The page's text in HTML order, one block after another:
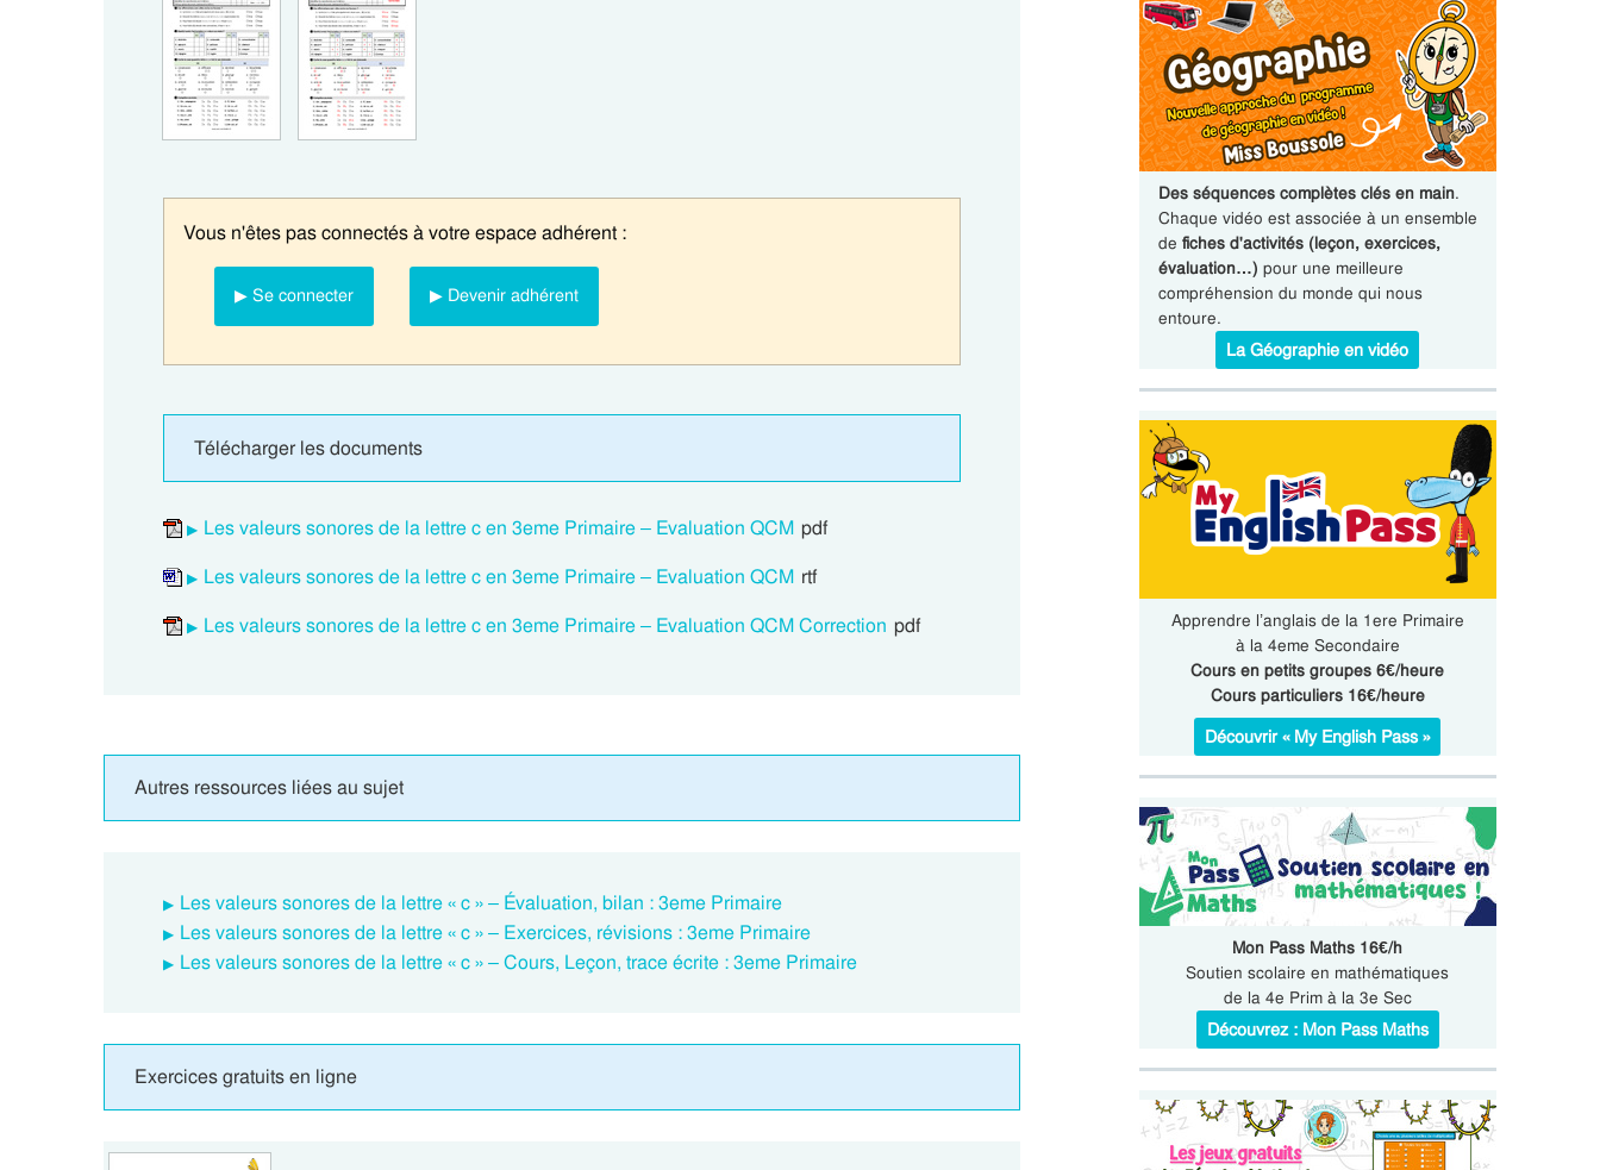
Vous n'êtes pas connectés à votre espace adhérent :
▶ Se connecter ▶ Devenir adhérent
Télécharger les documents
Les valeurs sonores de la lettre c en 3eme Primaire – Evaluation QCM pdf
Les valeurs sonores de la lettre c en 3eme Primaire – Evaluation QCM rtf
Les valeurs sonores de la lettre c en 3eme Primaire – Evaluation QCM Correction pdf
Autres ressources liées au sujet
Les valeurs sonores de la lettre « c » – Évaluation, bilan : 3eme Primaire
Les valeurs sonores de la lettre « c » – Exercices, révisions : 3eme Primaire
Les valeurs sonores de la lettre « c » – Cours, Leçon, trace écrite : 3eme Primaire
Exercices gratuits en ligne
Des séquences complètes clés en main.
Chaque vidéo est associée à un ensemble
de fiches d'activités (leçon, exercices,
évaluation…) pour une meilleure
compréhension du monde qui nous
entoure.
La Géographie en vidéo
Apprendre l’anglais de la 1ere Primaire
à la 4eme Secondaire
Cours en petits groupes 6€/heure
Cours particuliers 16€/heure
Découvrir « My English Pass »
Mon Pass Maths 16€/h
Soutien scolaire en mathématiques
de la 4e Prim à la 3e Sec
Découvrez : Mon Pass Maths